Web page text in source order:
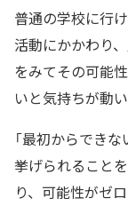
普通の学校に行
活動にかかわり
をみてその可能
いと気持ちが動
「最初からでき
挙げられること
り、可能性がゼ